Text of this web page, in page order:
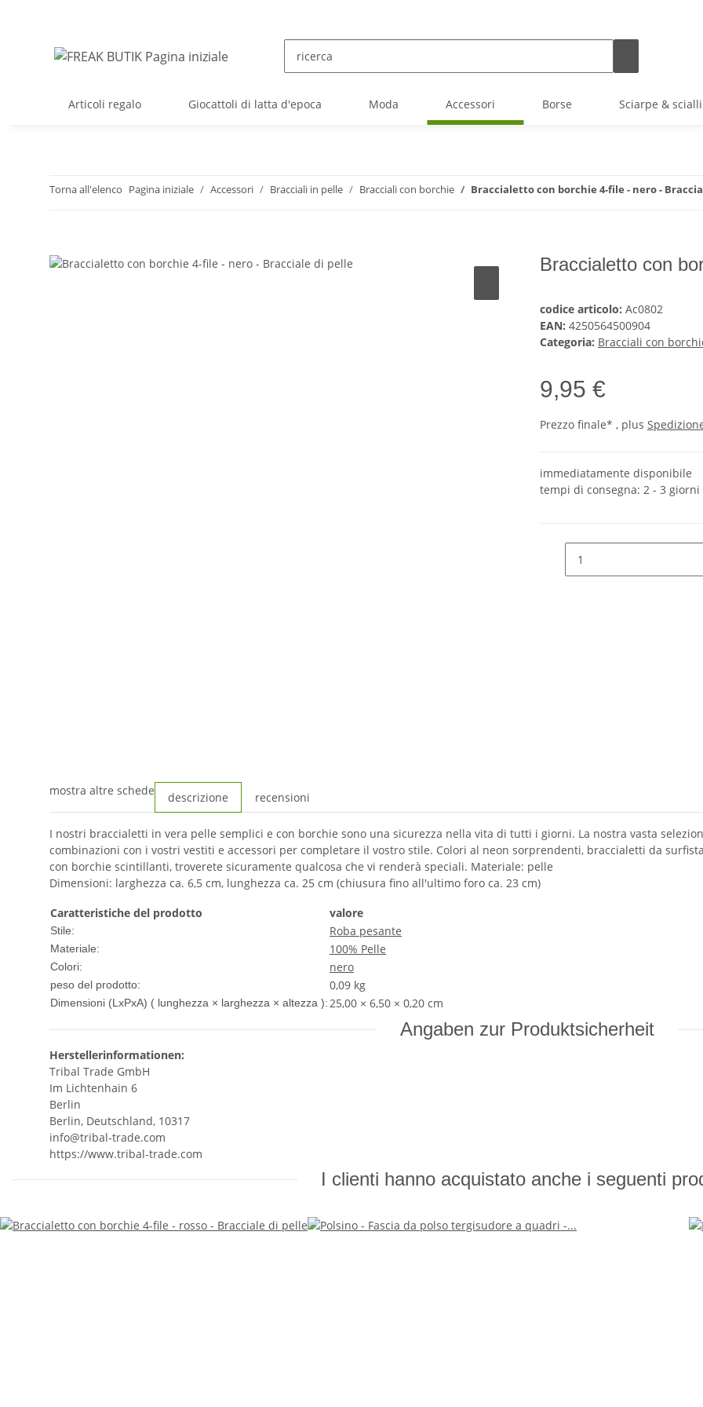
Articoli regalo Giocattoli di latta d'epoca Moda Accessori Borse Sciarpe & scialli
Torna all'elenco Pagina iniziale Accessori Bracciali in pelle Bracciali con borchie Braccialetto con borchie 4-file - nero -
Braccialetto con
codice articolo: Ac0802
EAN: 4250564500904
Categoria: Bracciali con
9,95 €
Prezzo finale* , plus
immediatamente disponibile
tempi di consegna: 2 - 3
mostra altre schede descrizione recensioni
I nostri braccialetti in vera pelle semplici e con borchie sono una sicurezza nella vita di tutti i giorni. La nostra vasta
combinazioni con i vostri vestiti e accessori per completare il vostro stile. Colori al neon sorprendenti, braccialetti da
con borchie scintillanti, troverete sicuramente qualcosa che vi renderà speciali. Materiale: pelle
Dimensioni: larghezza ca. 6,5 cm, lunghezza ca. 25 cm (chiusura fino all'ultimo foro ca. 23 cm)
Caratteristiche del prodotto
valore
Stile: Roba pesante
Materiale: 100% Pelle
Colori: nero
peso del prodotto: 0,09 kg
Dimensioni (LxPxA) ( lunghezza × larghezza × altezza ):25,00 × 6,50 × 0,20 cm
Angaben zur Produktsicherheit
Herstellerinformationen:
Tribal Trade GmbH
Im Lichtenhain 6
Berlin
Berlin, Deutschland, 10317
info@tribal-trade.com
https://www.tribal-trade.com
I clienti hanno acquistato anche i seguenti